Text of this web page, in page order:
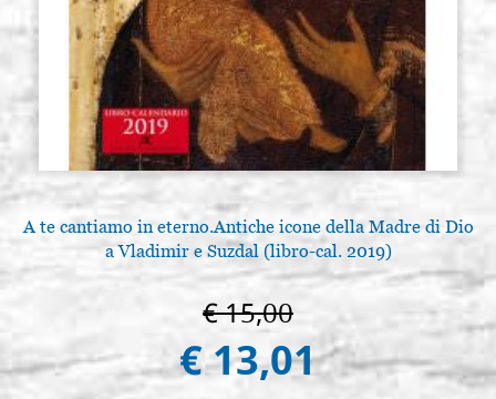
A te cantiamo in eterno.Antiche icone della Madre di Dio
a Vladimir e Suzdal (libro-cal. 2019)
€ 15,00
€ 13,01